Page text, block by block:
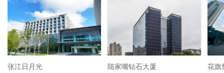
张江日月光 陆家嘴钻石大厦 花旗